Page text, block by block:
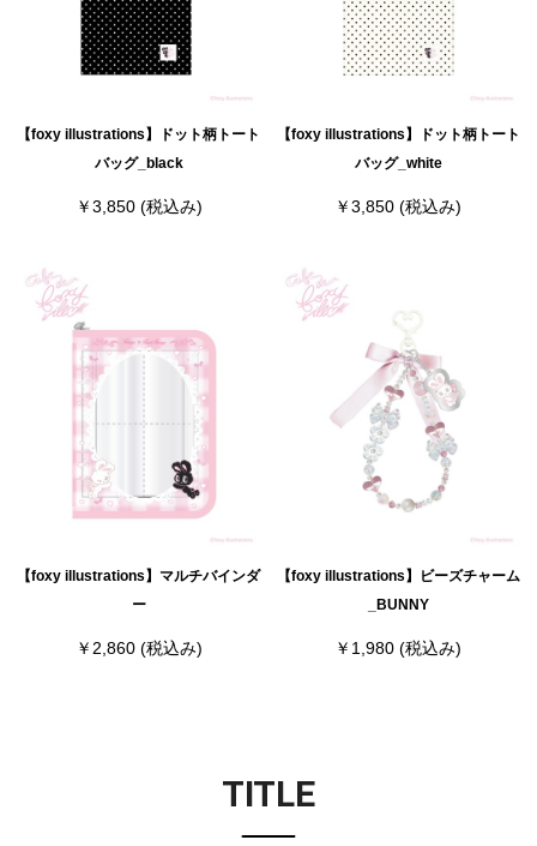
【foxy illustrations】ドット柄トート
バッグ_black
￥3,850 (税込み)
【foxy illustrations】ドット柄トート
バッグ_white
￥3,850(税込み)
【foxy illustrations】マルチバインダ
ー
￥2,860 (税込み)
【foxy illustrations】ビーズチャーム
_BUNNY
￥1,980(税込み)
TITLE